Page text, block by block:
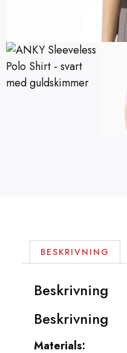
BESKRIVNING
Beskrivning
Beskrivning
Materials: